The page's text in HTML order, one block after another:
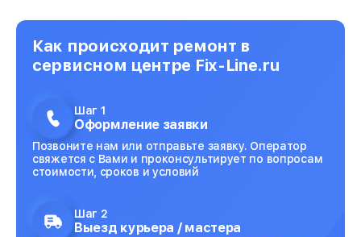
Как происходит ремонт в
сервисном центре Fix-Line.ru
Шаг 1
Оформление заявки
Позвоните нам или отправьте заявку. Оператор
свяжется с Вами и проконсультирует по вопросам
стоимости, сроков и условий
Шаг 2
Выезд курьера / мастера